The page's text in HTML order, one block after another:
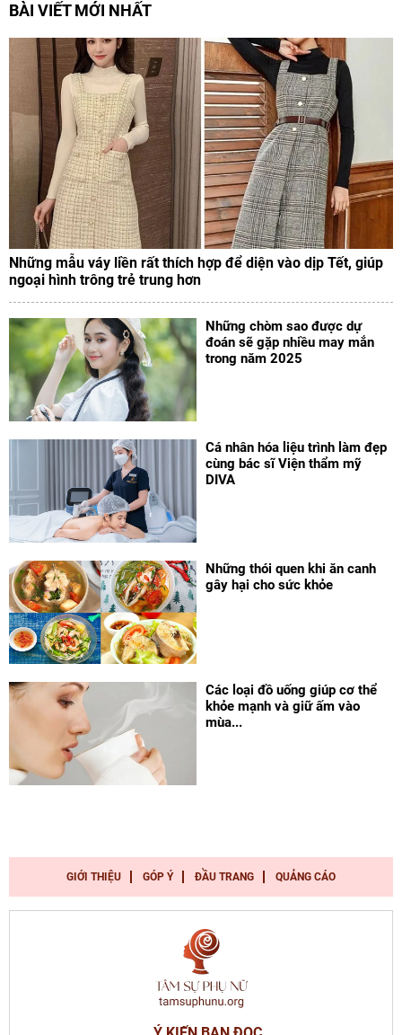
BÀI VIẾT MỚI NHẤT
Những mẫu váy liền rất thích hợp để diện vào dịp Tết, giúp
ngoại hình trông trẻ trung hơn
Những chòm sao được dự
đoán sẽ gặp nhiều may mắn
trong năm 2025
Cá nhân hóa liệu trình làm đẹp
cùng bác sĩ Viện thẩm mỹ
DIVA
Những thói quen khi ăn canh
gây hại cho sức khỏe
Các loại đồ uống giúp cơ thể
khỏe mạnh và giữ ấm vào
mùa...
GIỚI THIỆU GÓP Ý ĐẦU TRANG QUẢNG CÁO